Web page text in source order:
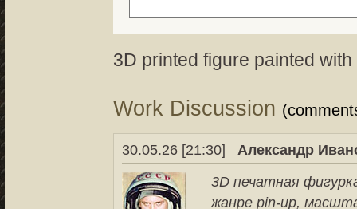
3D printed figure painted
Work Discussion
30.05.26 [21:30]
Александр
3D печатная
жанре pin-up,